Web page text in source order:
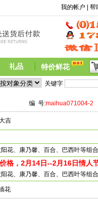
我的帐户 帮
礼品 特价鲜花
受优惠价格,  告诉妈妈你爱她...
关键字
编 号:maihua071004-2
吉
花、康乃馨、百合、巴西叶等组合
格，2月14日--2月16日情人
花、康乃馨、百合、巴西叶等组合
花